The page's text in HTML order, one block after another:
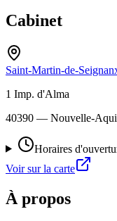
Cabinet
Saint-Martin-de-
1 Imp. d'Alma
40390 — Nouvelle-
Horaires
Voir sur la carte
À propos